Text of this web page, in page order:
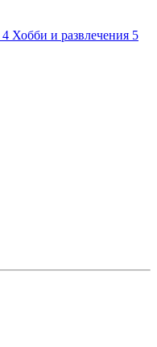
4 Хобби и развлечения 5